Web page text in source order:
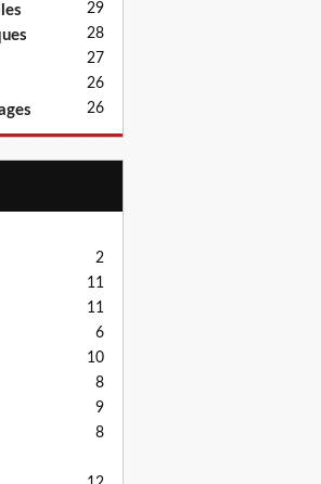
29
28
27
26
26
2
11
11
6
10
8
9
8